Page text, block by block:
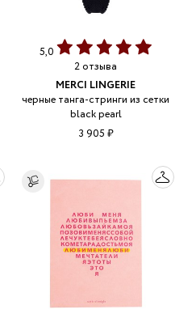
5,0
2 отзыва
MERCI LINGERIE
черные танга-стринги из сетки
black pearl
3 905 ₽